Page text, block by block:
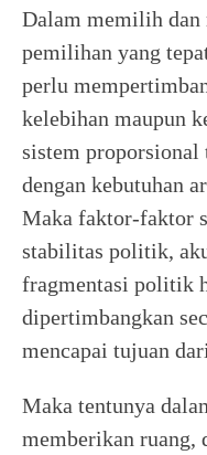
Dalam memilih dan
pemilihan yang
perlu
kelebihan maupun
sistem proporsional
dengan kebutuhan
Maka faktor-faktor
stabilitas politik,
fragmentasi politik
dipertimbangkan
mencapai tujuan
Maka tentunya
memberikan ruang,